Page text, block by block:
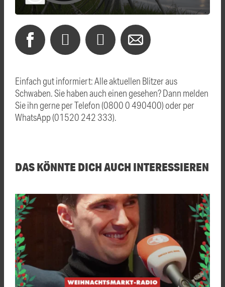
Einfach gut informiert: Alle aktuellen Blitzer aus
Schwaben. Sie haben auch einen gesehen? Dann melden
Sie ihn gerne per Telefon (0800 0 490400) oder per
WhatsApp (01520 242 333).
DAS KÖNNTE DICH AUCH INTERESSIEREN